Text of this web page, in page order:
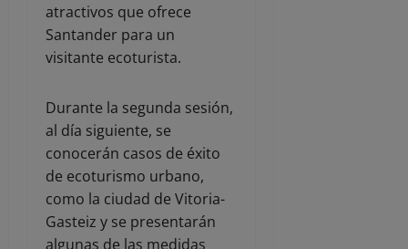
atractivos que ofrece
Santander para un
visitante ecoturista.
Durante la segunda sesión,
al día siguiente, se
conocerán casos de éxito
de ecoturismo urbano,
como la ciudad de Vitoria-
Gasteiz y se presentarán
algunas de las medidas